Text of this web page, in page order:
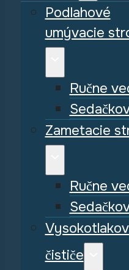
Podlahové
umývacie
Ručne
Zametacie
Ručne
čističe